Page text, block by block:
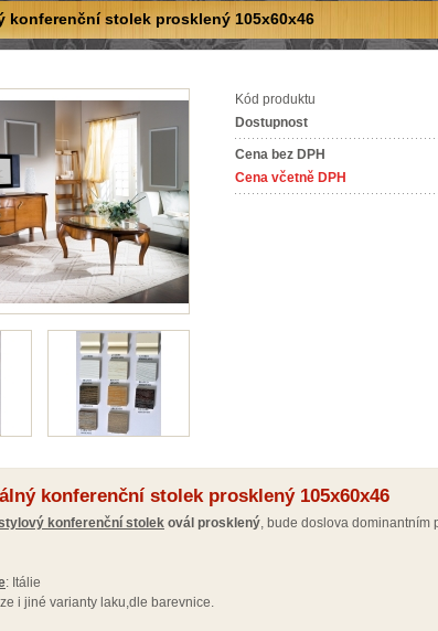
konferenční stolek prosklený 105x60x46
Kód produktu
Dostupnost
Cena bez DPH
Cena včetně DPH
konferenční stolek prosklený 105x60x46
konferenční stolek ovál prosklený, bude doslova dominantním
: Itálie
i jiné varianty laku,dle barevnice.